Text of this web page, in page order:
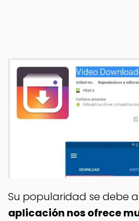
Su popularidad se debe
aplicación nos ofrece